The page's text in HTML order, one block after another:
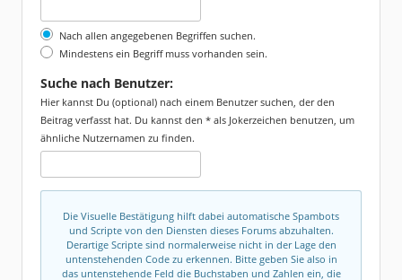
Nach allen angegebenen Begriffen suchen.
Mindestens ein Begriff muss vorhanden sein.
Suche nach Benutzer:
Hier kannst Du (optional) nach einem Benutzer suchen, der den
Beitrag verfasst hat. Du kannst den * als Jokerzeichen benutzen, um
ähnliche Nutzernamen zu finden.
Die Visuelle Bestätigung hilft dabei automatische Spambots
und Scripte von den Diensten dieses Forums abzuhalten.
Derartige Scripte sind normalerweise nicht in der Lage den
untenstehenden Code zu erkennen. Bitte geben Sie also in
das untenstehende Feld die Buchstaben und Zahlen ein, die